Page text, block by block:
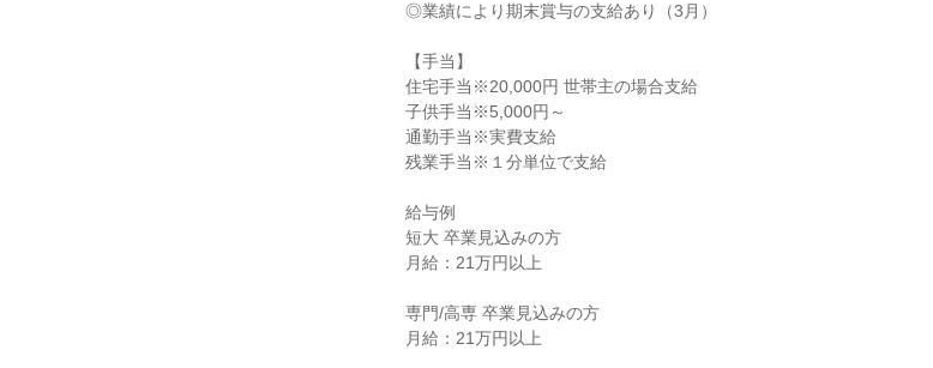
◎業績により期末賞与の支給あり（3月）
【手当】
住宅手当※20,000円 世帯主の場合支給
子供手当※5,000円～
通勤手当※実費支給
残業手当※１分単位で支給
給与例
短大 卒業見込みの方
月給：21万円以上
専門/高専 卒業見込みの方
月給：21万円以上